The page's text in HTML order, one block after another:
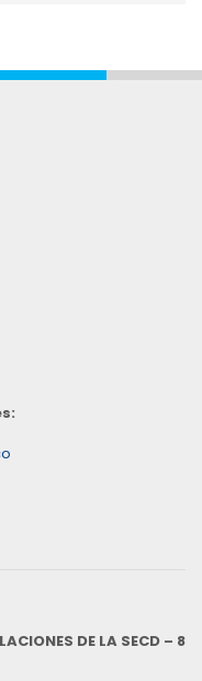
DE LA SECD – 8